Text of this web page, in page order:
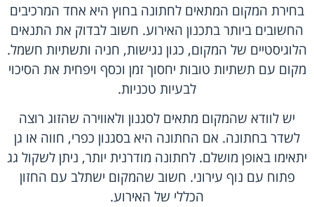
בחירת המקום המתאים לחתונה בחוץ היא אחד המרכיבים
החשובים ביותר בתכנון האירוע. חשוב לבדוק את התנאים
הלוגיסטיים של המקום, כגון נגישות, חניה ותשתיות חשמל.
מקום עם תשתיות טובות יחסוך זמן וכסף ויפחית את הסיכוי
לבעיות טכניות.
יש לוודא שהמקום מתאים לסגנון ולאווירה שהזוג רוצה
לשדר בחתונה. אם החתונה היא בסגנון כפרי, חווה או גן
יתאימו באופן מושלם. לחתונה מודרנית יותר, ניתן לשקול גג
פתוח עם נוף עירוני. חשוב שהמקום ישתלב עם החזון
הכללי של האירוע.